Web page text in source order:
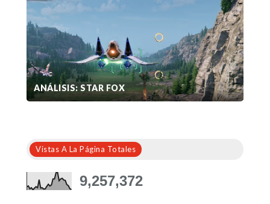
ANÁLISIS: STAR FOX
Vistas A La Página Totales
9,257,372